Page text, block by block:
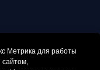
Метрика для работы
сайтом,